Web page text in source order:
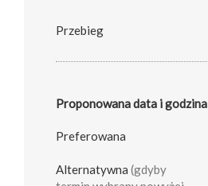
Przebieg
Proponowana data i godzina
Preferowana
Alternatywna (gdyby